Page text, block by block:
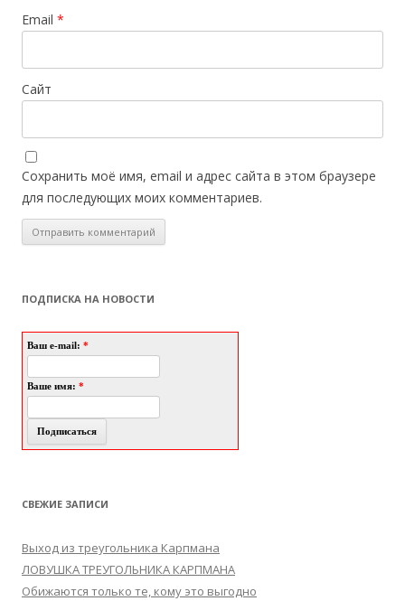
Email *
Сайт
Сохранить моё имя, email и адрес сайта в этом браузере
для последующих моих комментариев.
ПОДПИСКА НА НОВОСТИ
Ваш e-mail: *
Ваше имя: *
СВЕЖИЕ ЗАПИСИ
Выход из треугольника Карпмана
ЛОВУШКА ТРЕУГОЛЬНИКА КАРПМАНА
Обижаются только те, кому это выгодно